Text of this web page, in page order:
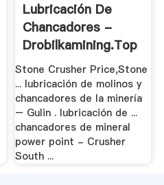
Lubricación De
Chancadores -
Drobilkamining.top
Stone Crusher Price,Stone
... lubricación de molinos y
chancadores de la minería
– Gulin . lubricación de ...
chancadores de mineral
power point - Crusher
South ...